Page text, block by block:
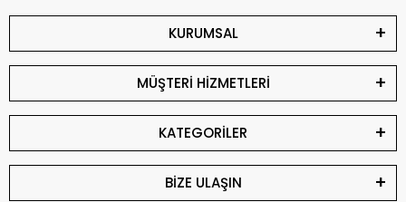
KURUMSAL
MÜŞTERİ HİZMETLERİ
KATEGORİLER
BİZE ULAŞIN